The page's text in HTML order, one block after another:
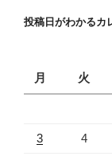
投稿日がわかるカ
月
火
3 4